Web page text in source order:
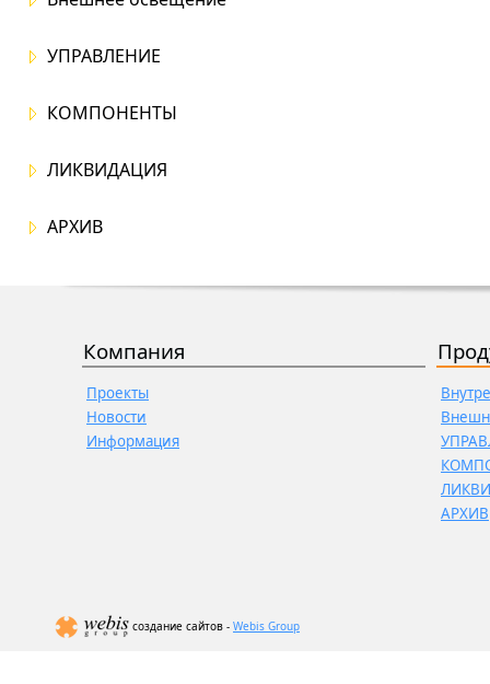
УПРАВЛЕНИЕ
КОМПОНЕНТЫ
ЛИКВИДАЦИЯ
АРХИВ
Компания
Проекты
Новости
Информация
АРХИВ
создание сайтов - Webis Group